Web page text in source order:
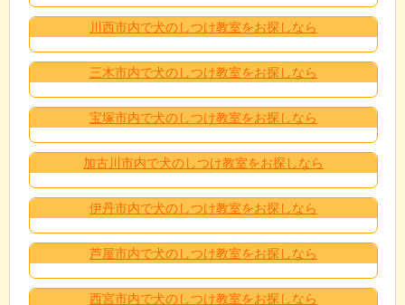
川西市内で犬のしつけ教室をお探しなら
三木市内で犬のしつけ教室をお探しなら
宝塚市内で犬のしつけ教室をお探しなら
加古川市内で犬のしつけ教室をお探しなら
伊丹市内で犬のしつけ教室をお探しなら
芦屋市内で犬のしつけ教室をお探しなら
西宮市内で犬のしつけ教室をお探しなら